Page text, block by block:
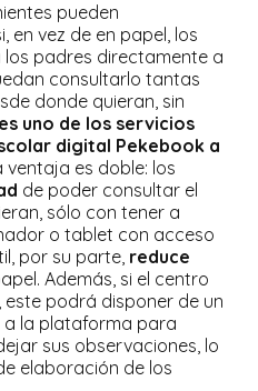
pueden
en vez de en papel, los
los padres directamente a
consultarlo tantas
donde quieran, sin
uno de los servicios
digital Pekebook a
ventaja es doble: los
de poder consultar el
sólo con tener a
o tablet con acceso
por su parte, reduce
Además, si el centro
, este podrá disponer de un
la plataforma para
sus observaciones, lo
elaboración de los